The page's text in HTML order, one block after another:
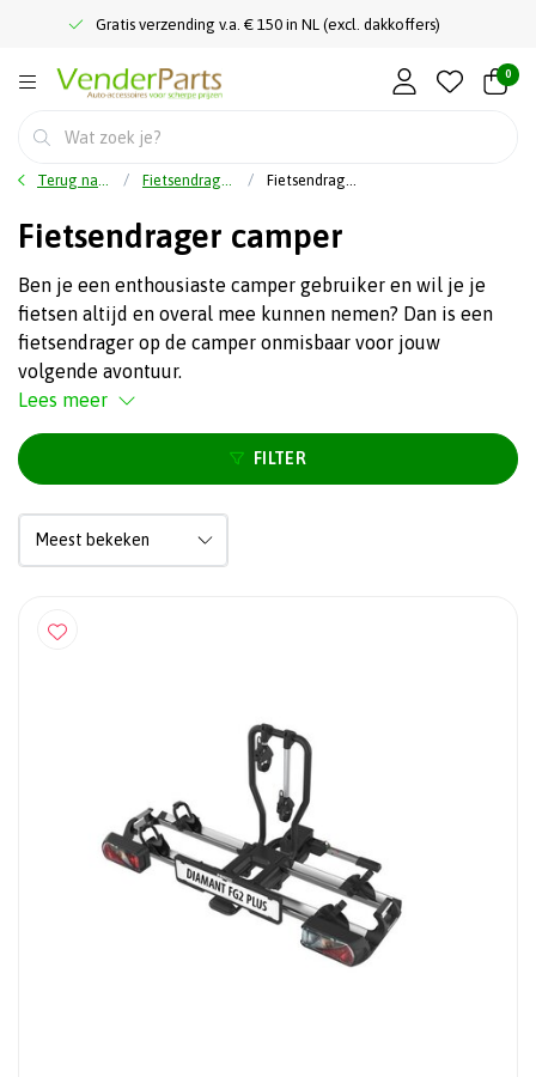
Gratis verzending v.a. € 150 in NL (excl. dakkoffers)
0
Terug naar home Fietsendragers Fietsendrager camper
Fietsendrager camper
Ben je een enthousiaste camper gebruiker en wil je je
fietsen altijd en overal mee kunnen nemen? Dan is een
fietsendrager op de camper onmisbaar voor jouw
volgende avontuur.
Lees meer
FILTER